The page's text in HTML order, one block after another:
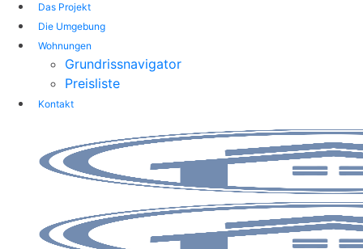
Das Projekt
Die Umgebung
Wohnungen
Grundrissnavigator
Preisliste
Kontakt